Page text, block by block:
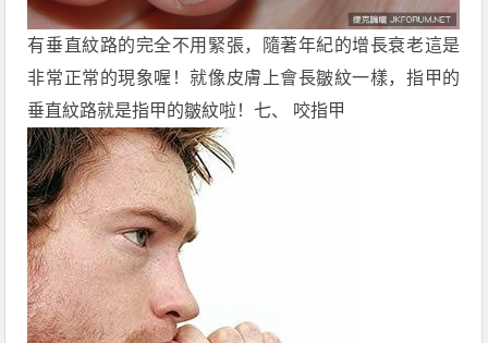
有垂直紋路的完全不用緊張，隨著年紀的增長衰老這是
非常正常的現象喔！就像皮膚上會長皺紋一樣，指甲的
垂直紋路就是指甲的皺紋啦！七、 咬指甲